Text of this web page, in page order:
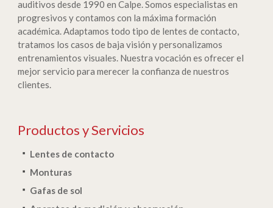
auditivos desde 1990 en Calpe. Somos especialistas en
progresivos y contamos con la máxima formación
académica. Adaptamos todo tipo de lentes de contacto,
tratamos los casos de baja visión y personalizamos
entrenamientos visuales. Nuestra vocación es ofrecer el
mejor servicio para merecer la confianza de nuestros
clientes.
Productos y Servicios
Lentes de contacto
Monturas
Gafas de sol